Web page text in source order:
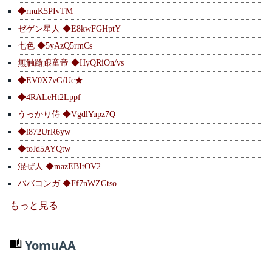
◆rnuK5PIvTM
ゼゲン星人 ◆E8kwFGHptY
七色 ◆5yAzQ5rmCs
無触蹌踉童帝 ◆HyQRiOn/vs
◆EV0X7vG/Uc★
◆4RALeHt2Lppf
うっかり侍 ◆VgdlYupz7Q
◆l872UrR6yw
◆toJd5AYQtw
混ぜ人 ◆mazEBItOV2
ババコンガ ◆Ff7nWZGtso
もっと見る
YomuAA